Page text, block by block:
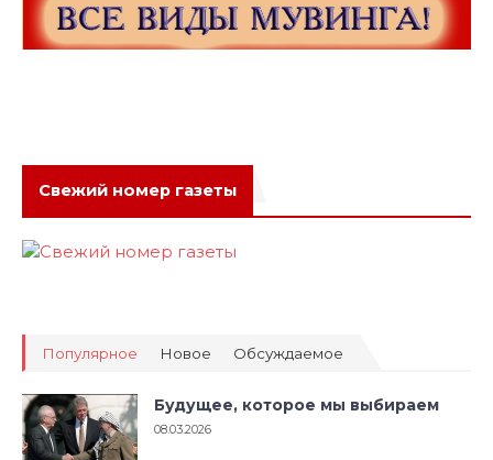
Свежий номер газеты
Популярное Новое Обсуждаемое
Будущее, которое мы выбираем
08.03.2026